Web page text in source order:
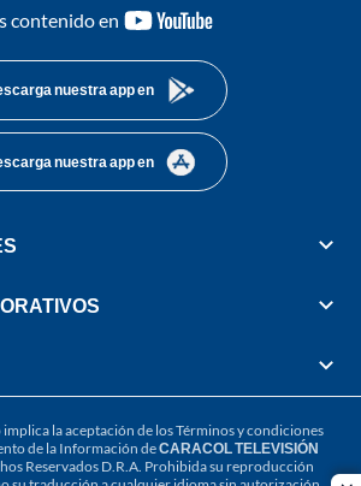
contenido en
youtube-
nuestra app en
nuestra app en
implica la aceptación de losTérminos y condiciones
de la Información deCARACOL TELEVISIÓN
Reservados D.R.A. Prohibida su reproducción